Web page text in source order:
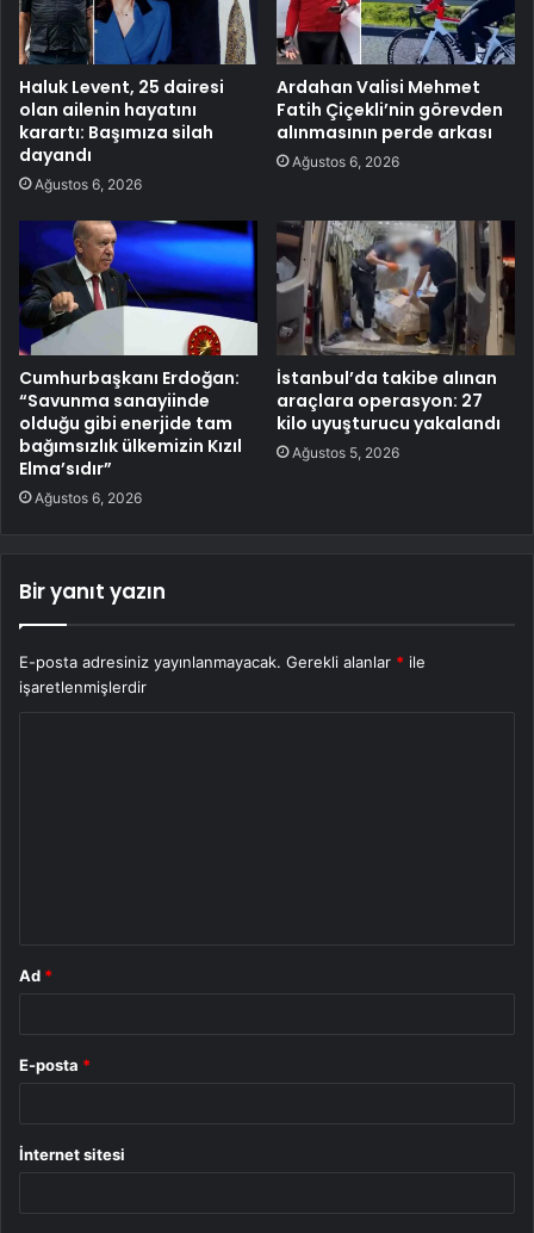
Haluk Levent, 25 dairesi
olan ailenin hayatını
karartı: Başımıza silah
dayandı
Ağustos 6, 2026
Ardahan Valisi Mehmet
Fatih Çiçekli’nin görevden
alınmasının perde arkası
Ağustos 6, 2026
Cumhurbaşkanı Erdoğan:
“Savunma sanayiinde
olduğu gibi enerjide tam
bağımsızlık ülkemizin Kızıl
Elma’sıdır”
Ağustos 6, 2026
İstanbul’da takibe alınan
araçlara operasyon: 27
kilo uyuşturucu yakalandı
Ağustos 5, 2026
Bir yanıt yazın
E-posta adresiniz yayınlanmayacak. Gerekli alanlar * ile
işaretlenmişlerdir
Ad *
E-posta *
İnternet sitesi